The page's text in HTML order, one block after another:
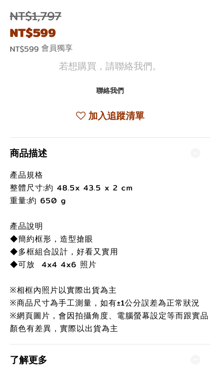
NT$1,797
NT$599
NT$599 會員獨享
若想購買，請聯絡我們。
聯絡我們
加入追蹤清單
商品描述
產品規格
整體尺寸:約 48.5x 43.5 x 2 cm
重量:約 650 g
產品說明
◆簡約框形，造型搶眼
◆多框組合設計，好看又實用
◆可放 4x4 4x6 照片
※相框內照片以實際出貨為主
※商品尺寸為手工測量，如有±1公分誤差為正常狀況
※網頁圖片，會因拍攝角度、電腦螢幕設定等而跟實品
顏色有差異，實際以出貨為主
了解更多